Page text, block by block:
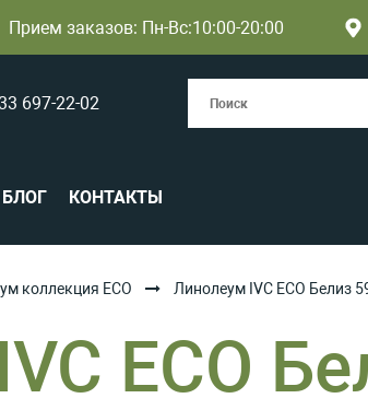
Прием заказов: Пн-Вс:10:00-20:00
697-22-02
БЛОГ КОНТАКТЫ
коллекция ECO Линолеум IVC ECO Белиз
ECO